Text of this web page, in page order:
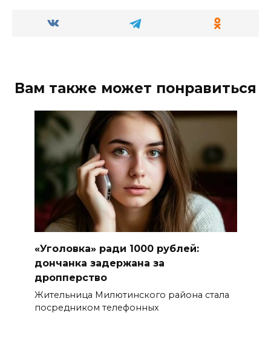
Вам также может понравиться
«Уголовка» ради 1000 рублей:
дончанка задержана за
дропперство
Жительница Милютинского района стала
посредником телефонных